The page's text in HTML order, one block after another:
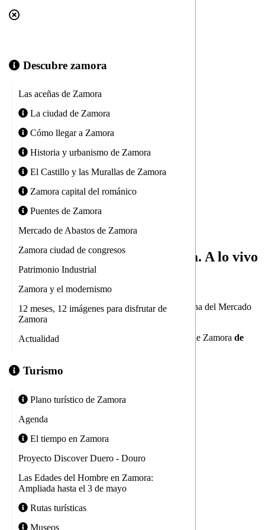
oficinaturismo@zamora.es
+34 980 533 694
Descubre zamora
Las aceñas de Zamora
La ciudad de Zamora
Cómo llegar a Zamora
Historia y urbanismo de Zamora
El Castillo y las Murallas de Zamora
Zamora capital del románico
Puentes de Zamora
Mercado de Abastos de Zamora
Zamora ciudad de congresos
Patrimonio Industrial
Zamora y el modernismo
12 meses, 12 imágenes para disfrutar de
Zamora
Actualidad
Turismo
Plano turístico de Zamora
Agenda
El tiempo en Zamora
Proyecto Discover Duero - Douro
Las Edades del Hombre en Zamora:
Ampliada hasta el 3 de mayo
Rutas turísticas
Museos
Mercado de Abastos de Zamora. A lo vivo
Esta exposición recoge imágenes de la vida cotidiana del Mercado
de Abastos de Zamora a lo largo de los años.
Se puede visitar en el propio Mercado de Abastos de Zamora de